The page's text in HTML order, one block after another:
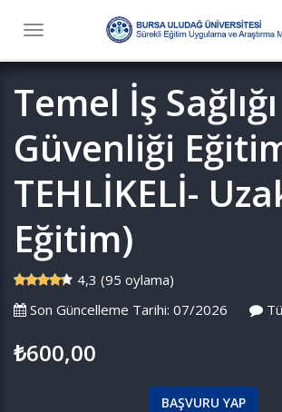
Toggle
Temel İş
Güvenliği
TEHLİKELİ-
Eğitim)
4,3 (95 oylama)
Son Güncelleme Tarihi: 07/2026
₺600,00
BAŞVURU YAP